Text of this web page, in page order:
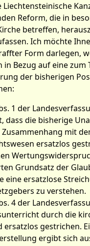
Liechtensteinische
Reform, die in
betreffen,
Ich möchte
Form darlegen,
in Bezug auf eine zum
der bisherigen
1 der
dass die bisherige
Zusammenhang mit
ersatzlos
Grundsatz der
eine ersatzlose
zu verstehen.
4 der
durch die
ersatzlos gestrichen.
ergibt sich